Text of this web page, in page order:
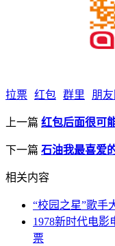
拉票 红包 群里 朋友
上一篇 红包后面很可
下一篇 石油我最喜爱
相关内容
“校园之星”歌手
1978新时代电
票